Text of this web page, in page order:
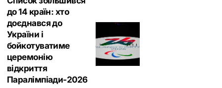
до 14 країн: хто
доєднався до
України і
бойкотуватиме
церемонію
відкриття
Паралімпіади-2026